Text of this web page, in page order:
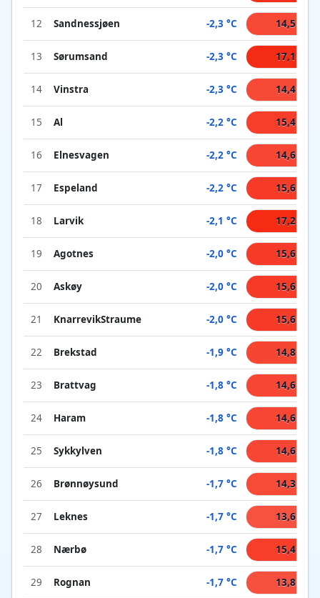
12 Sandnessjøen -2,3 °C 14,5 °C
13 Sørumsand -2,3 °C 17,1 °C
14 Vinstra -2,3 °C 14,4 °C
15 Al -2,2 °C 15,4 °C
16 Elnesvagen -2,2 °C 14,6 °C
17 Espeland -2,2 °C 15,6 °C
18 Larvik -2,1 °C 17,2 °C
19 Agotnes -2,0 °C 15,6 °C
20 Askøy -2,0 °C 15,6 °C
21 KnarrevikStraume -2,0 °C 15,6 °C
22 Brekstad -1,9 °C 14,8 °C
23 Brattvag -1,8 °C 14,6 °C
24 Haram -1,8 °C 14,6 °C
25 Sykkylven -1,8 °C 14,6 °C
26 Brønnøysund -1,7 °C 14,3 °C
27 Leknes -1,7 °C 13,6 °C
28 Nærbø -1,7 °C 15,4 °C
29 Rognan -1,7 °C 13,8 °C